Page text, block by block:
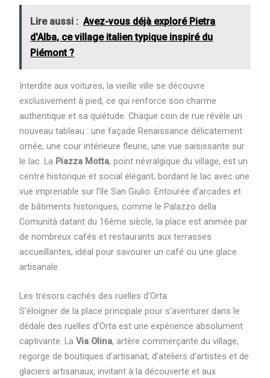
Lire aussi : Avez-vous déjà exploré Pietra
d'Alba, ce village italien typique inspiré du
Piémont ?
Interdite aux voitures, la vieille ville se découvre
exclusivement à pied, ce qui renforce son charme
authentique et sa quiétude. Chaque coin de rue révèle un
nouveau tableau : une façade Renaissance délicatement
ornée, une cour intérieure fleurie, une vue saisissante sur
le lac. La Piazza Motta, point névralgique du village, est un
centre historique et social élégant, bordant le lac avec une
vue imprenable sur l’île San Giulio. Entourée d’arcades et
de bâtiments historiques, comme le Palazzo della
Comunità datant du 16ème siècle, la place est animée par
de nombreux cafés et restaurants aux terrasses
accueillantes, idéal pour savourer un café ou une glace
artisanale.
Les trésors cachés des ruelles d’Orta
S’éloigner de la place principale pour s’aventurer dans le
dédale des ruelles d’Orta est une expérience absolument
captivante. La Via Olina, artère commerçante du village,
regorge de boutiques d’artisanat, d’ateliers d’artistes et de
glaciers artisanaux, invitant à la découverte et aux